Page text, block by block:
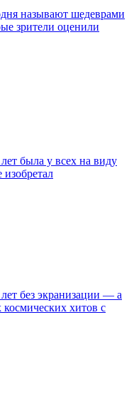
называют шедеврами
зрители оценили
была у всех на виду
без экранизации — а
хитов с